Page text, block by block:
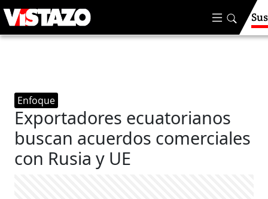
Enfoque
Exportadores ecuatorianos
buscan acuerdos comerciales
con Rusia y UE